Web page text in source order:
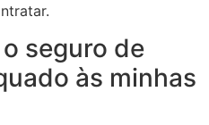
seguro de
às minhas